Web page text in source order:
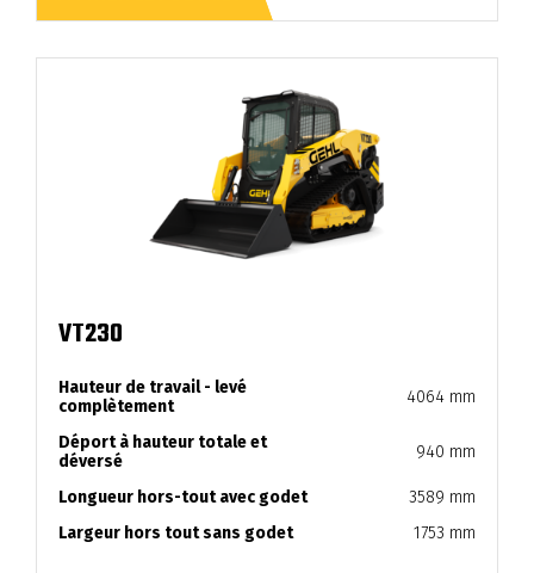
VT230
Hauteur de travail - levé
complètement
4064 mm
Déport à hauteur totale et
déversé
940 mm
Longueur hors-tout avec godet
3589 mm
Largeur hors tout sans godet
1753 mm